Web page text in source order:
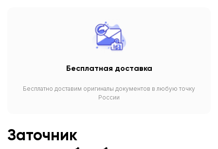
Бесплатная доставка
Бесплатно доставим оригиналы документов в любую точку
России
Заточник